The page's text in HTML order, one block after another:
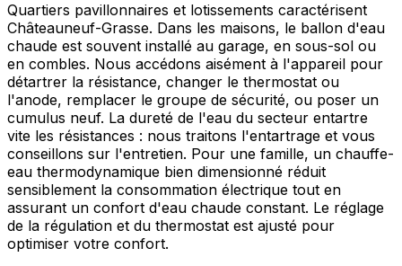
Quartiers pavillonnaires et lotissements caractérisent
Châteauneuf-Grasse. Dans les maisons, le ballon d'eau
chaude est souvent installé au garage, en sous-sol ou
en combles. Nous accédons aisément à l'appareil pour
détartrer la résistance, changer le thermostat ou
l'anode, remplacer le groupe de sécurité, ou poser un
cumulus neuf. La dureté de l'eau du secteur entartre
vite les résistances : nous traitons l'entartrage et vous
conseillons sur l'entretien. Pour une famille, un chauffe-
eau thermodynamique bien dimensionné réduit
sensiblement la consommation électrique tout en
assurant un confort d'eau chaude constant. Le réglage
de la régulation et du thermostat est ajusté pour
optimiser votre confort.